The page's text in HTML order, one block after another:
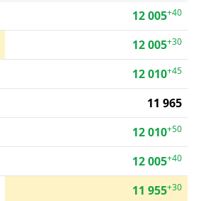
12 005+40
12 005+30
12 010+45
11 965
12 010+50
12 005+40
11 955+30